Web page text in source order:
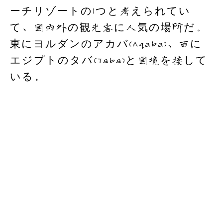
ーチリゾートの1つと考えられてい
て、国内外の観光客に人気の場所だ。
東にヨルダンのアカバ(Aqaba)、西に
エジプトのタバ(Taba)と国境を接して
いる。